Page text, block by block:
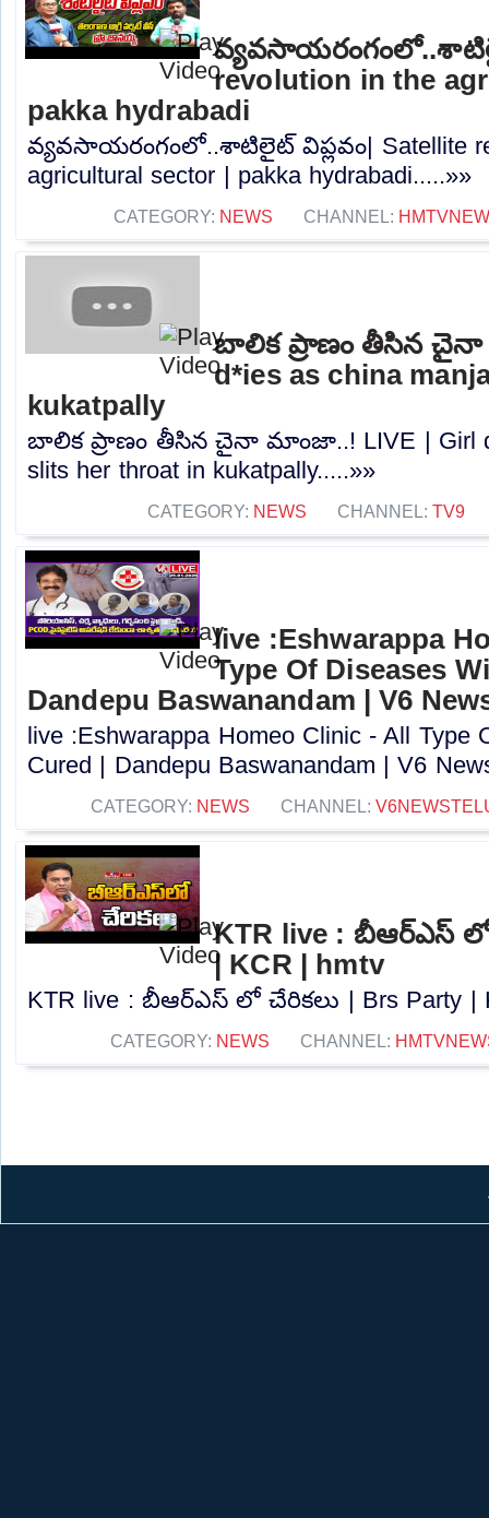
revolution in the
pakka hydrabadi
వ్యవసాయరంగంలో..శాటిలైట్ విప్లవం| Satellite
agricultural sector | pakka hydrabadi.....»»
CATEGORY: NEWS CHANNEL:
బాలిక ప్రాణం తీసిన చైనా
d*ies as china
kukatpally
బాలిక ప్రాణం తీసిన చైనా మాంజా..! LIVE | Girl
slits her throat in kukatpally.....»»
CATEGORY: NEWS CHANNEL: TV9
live :Eshwarappa
Type Of Diseases
Dandepu Baswanandam | V6
live :Eshwarappa Homeo Clinic - All Type
Cured | Dandepu Baswanandam | V6
CATEGORY: NEWS CHANNEL:
KTR live : బీఆర్ఎస్ లో
| KCR | hmtv
KTR live : బీఆర్ఎస్ లో చేరికలు | Brs Party |
CATEGORY: NEWS CHANNEL: